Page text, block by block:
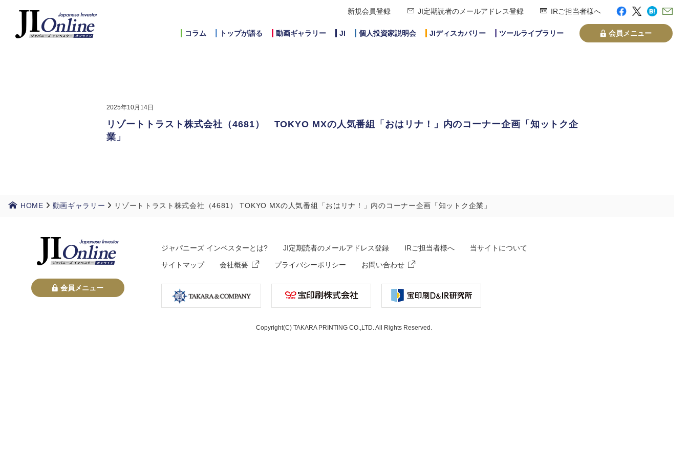
新規会員登録 JI定期読者のメールアドレス登録 IRご担当者様へ
コラム トップが語る 動画ギャラリー JI 個人投資家説明会 JIディスカバリー ツールライブラリー 会員メニュー
2025年10月14日
リゾートトラスト株式会社（4681） TOKYO MXの人気番組「おはリナ！」内のコーナー企画「知ットク企
業」
HOME 動画ギャラリー リゾートトラスト株式会社（4681） TOKYO MXの人気番組「おはリナ！」内のコーナー企画「知ットク企業」
会員メニュー
ジャパニーズ インベスターとは? JI定期読者のメールアドレス登録 IRご担当者様へ 当サイトについて
サイトマップ 会社概要 プライバシーポリシー お問い合わせ
Copyright(C) TAKARA PRINTING CO.,LTD. All Rights Reserved.